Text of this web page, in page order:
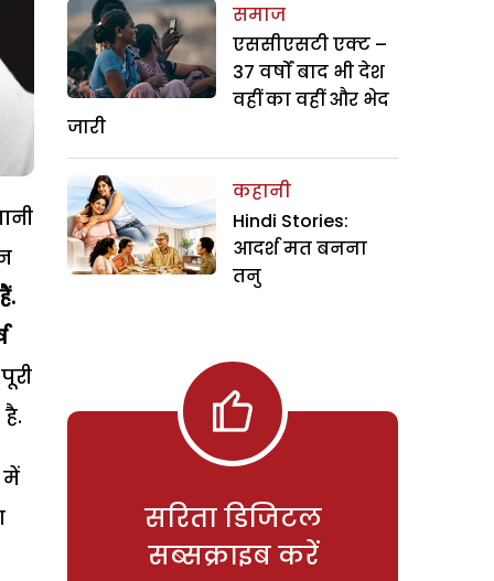
में
समाज
एससीएसटी एक्ट –
37 वर्षों बाद भी देश
वहीं का वहीं और भेद
जारी
कहानी
Hindi Stories:
आदर्श मत बनना
तनु
सरिता डिजिटल
सब्सक्राइब करें